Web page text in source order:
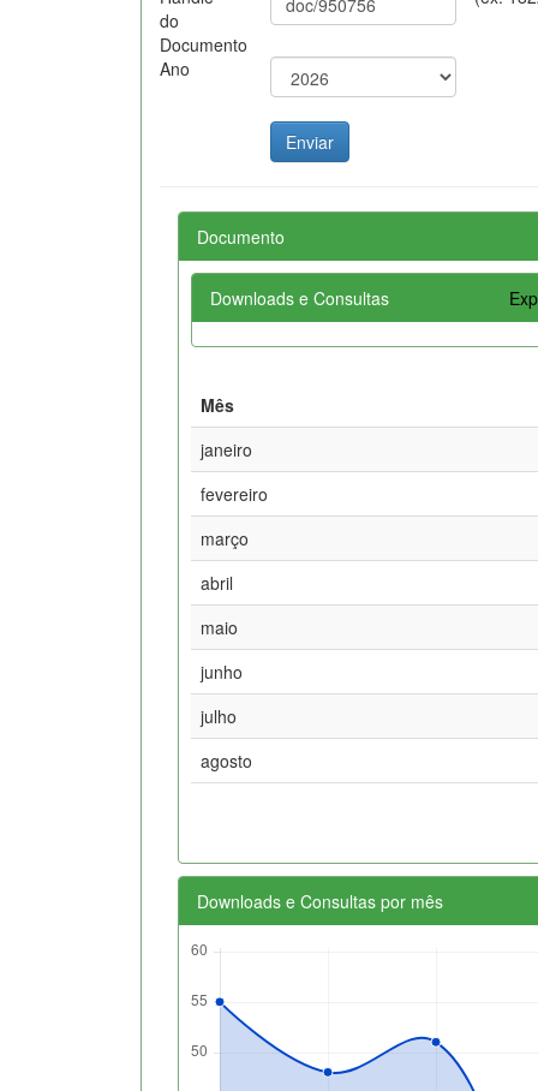
do
Documento
Ano
Documento
Downloads e Consultas
Mês
janeiro
fevereiro
março
abril
maio
junho
julho
agosto
Downloads e Consultas por mês